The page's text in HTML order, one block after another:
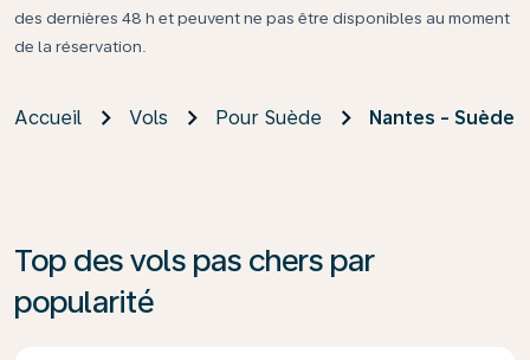
des dernières 48 h et peuvent ne pas être disponibles au moment
de la réservation.
Accueil Vols Pour Suède Nantes - Suède
Top des vols pas chers par
popularité